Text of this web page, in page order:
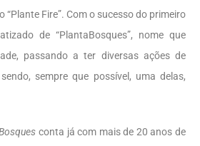
“Plante Fire”. Com o sucesso do primeiro
de “PlantaBosques”, nome que
passando a ter diversas ações de
sempre que possível, uma delas,
conta já com mais de 20 anos de